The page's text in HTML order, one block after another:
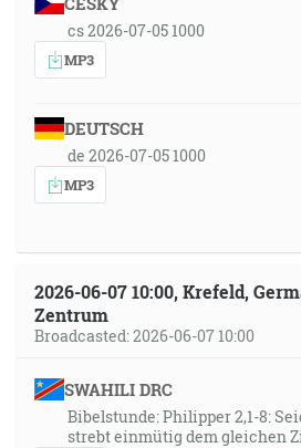
cs 2026-07-05 1000
MP3
DEUTSCH
de 2026-07-05 1000
MP3
2026-06-07 10:00, Krefeld,
Zentrum
Broadcasted: 2026-06-07 10:00
SWAHILI DRC
Bibelstunde: Philipper 2,1-8:
strebt einmütig dem gleichen